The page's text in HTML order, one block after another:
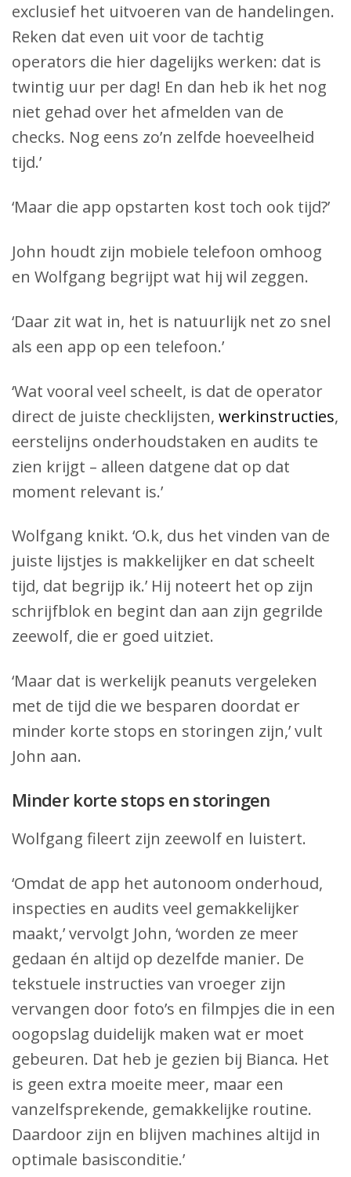
exclusief het uitvoeren van de handelingen.
Reken dat even uit voor de tachtig
operators die hier dagelijks werken: dat is
twintig uur per dag! En dan heb ik het nog
niet gehad over het afmelden van de
checks. Nog eens zo’n zelfde hoeveelheid
tijd.’
‘Maar die app opstarten kost toch ook tijd?’
John houdt zijn mobiele telefoon omhoog
en Wolfgang begrijpt wat hij wil zeggen.
‘Daar zit wat in, het is natuurlijk net zo snel
als een app op een telefoon.’
‘Wat vooral veel scheelt, is dat de operator
direct de juiste checklijsten,werkinstructies,
eerstelijns onderhoudstaken en audits te
zien krijgt – alleen datgene dat op dat
moment relevant is.’
Wolfgang knikt. ‘O.k, dus het vinden van de
juiste lijstjes is makkelijker en dat scheelt
tijd, dat begrijp ik.’ Hij noteert het op zijn
schrijfblok en begint dan aan zijn gegrilde
zeewolf, die er goed uitziet.
‘Maar dat is werkelijk peanuts vergeleken
met de tijd die we besparen doordat er
minder korte stops en storingen zijn,’ vult
John aan.
Minder korte stops en storingen
Wolfgang fileert zijn zeewolf en luistert.
‘Omdat de app het autonoom onderhoud,
inspecties en audits veel gemakkelijker
maakt,’ vervolgt John, ‘worden ze meer
gedaan én altijd op dezelfde manier. De
tekstuele instructies van vroeger zijn
vervangen door foto’s en filmpjes die in een
oogopslag duidelijk maken wat er moet
gebeuren. Dat heb je gezien bij Bianca. Het
is geen extra moeite meer, maar een
vanzelfsprekende, gemakkelijke routine.
Daardoor zijn en blijven machines altijd in
optimale basisconditie.’